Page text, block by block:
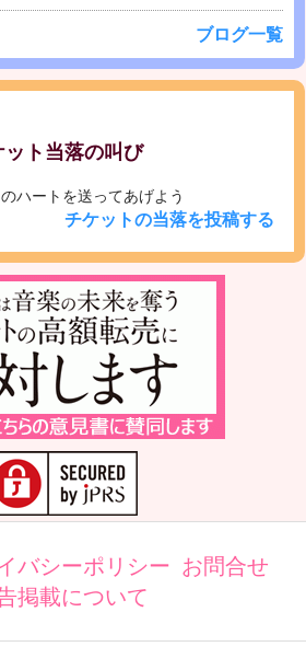
ブログ一覧
ット当落の叫び
ハートを送ってあげよう
チケットの当落を投稿する
バシーポリシー お問合せ
掲載について